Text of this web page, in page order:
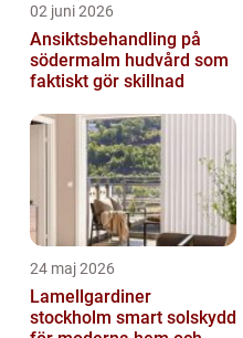
02 juni 2026
Ansiktsbehandling på
södermalm hudvård som
faktiskt gör skillnad
24 maj 2026
Lamellgardiner
stockholm smart solskydd